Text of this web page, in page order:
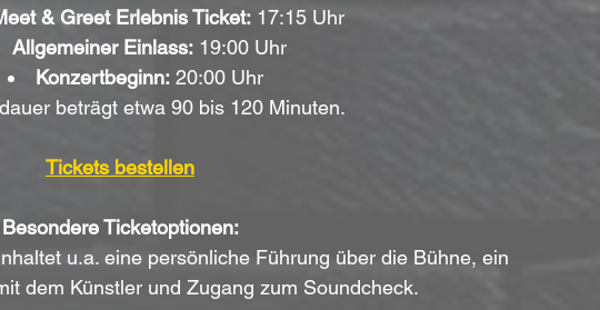
& Greet Erlebnis Ticket: 17:15 Uhr
Allgemeiner Einlass: 19:00 Uhr
Konzertbeginn: 20:00 Uhr
beträgt etwa 90 bis 120 Minuten.
Tickets bestellen
Besondere Ticketoptionen:
u.a. eine persönliche Führung über die Bühne, ein
dem Künstler und Zugang zum Soundcheck.